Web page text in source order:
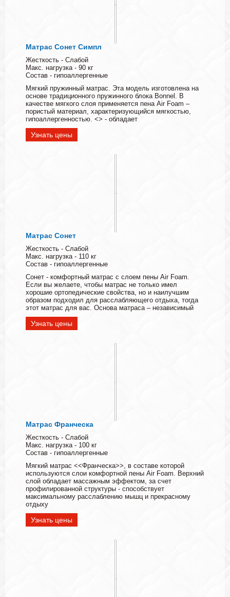
Матрас Сонет Симпл
Жесткость - Слабой
Макс. нагрузка - 90 кг
Состав - гипоаллергенные
Мягкий пружинный матрас. Эта модель изготовлена на
основе традиционного пружинного блока Bonnel. В
качестве мягкого слоя применяется пена Air Foam –
пористый материал, характеризующийся мягкостью,
гипоаллергенностью. <> - обладает
Узнать цены
Матрас Сонет
Жесткость - Слабой
Макс. нагрузка - 110 кг
Состав - гипоаллергенные
Сонет - комфортный матрас с слоем пены Air Foam.
Если вы желаете, чтобы матрас не только имел
хорошие ортопедические свойства, но и наилучшим
образом подходил для расслабляющего отдыха, тогда
этот матрас для вас. Основа матраса – независимый
Узнать цены
Матрас Франческа
Жесткость - Слабой
Макс. нагрузка - 100 кг
Состав - гипоаллергенные
Мягкий матрас <<Франческа>>, в составе которой
используются слои комфортной пены Air Foam. Верхний
слой обладает массажным эффектом, за счет
профилированной структуры - способствует
максимальному расслаблению мышц и прекрасному
отдыху
Узнать цены